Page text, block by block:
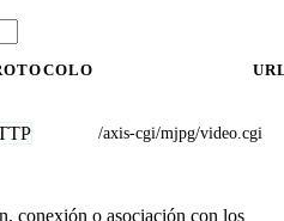
/axis-cgi/mjpg/video.cgi
conexión o asociación con los